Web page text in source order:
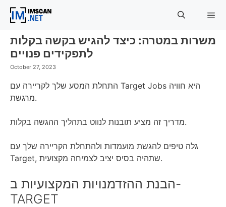
Skip
Menu
משרות במטרה: כיצד להגיש בקשה בקלות
לתפקידים פנויים
October 27, 2023
התחלת המסע שלך לקריירה עם Target Jobs היא חוויה
מרגשת.
מדריך זה מציע תובנות לנווט בתהליך ההגשה בקלות.
גלה טיפים להגשת מועמדות ולהתחלת הקריירה שלך עם
Target, שתהיה בסיס יציב לצמיחה מקצועית.
הבנת ההזדמנויות המקצועיות ב-
TARGET